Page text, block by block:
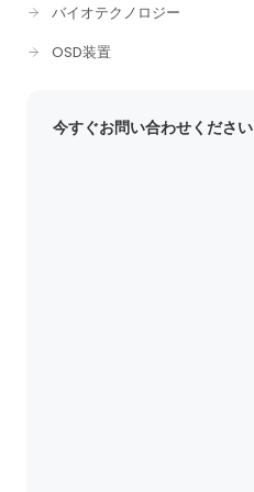
バイオテクノロジー
OSD装置
今すぐお問い合わせください